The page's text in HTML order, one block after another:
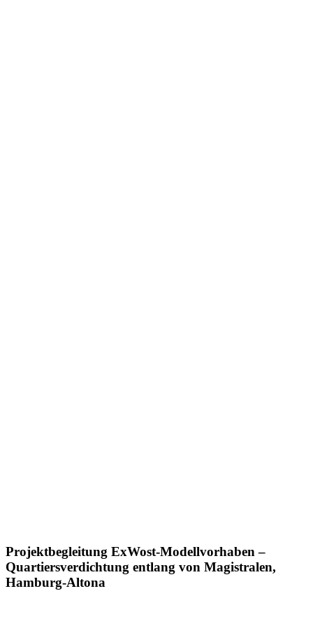
Projektbegleitung ExWost-Modellvorhaben –
Quartiersverdichtung entlang von Magistralen,
Hamburg-Altona